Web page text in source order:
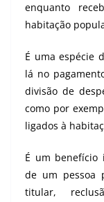
enquanto
habitação
É uma espécie
lá no
divisão de
como por
ligados à
É um benefício
de um pessoa
titular,